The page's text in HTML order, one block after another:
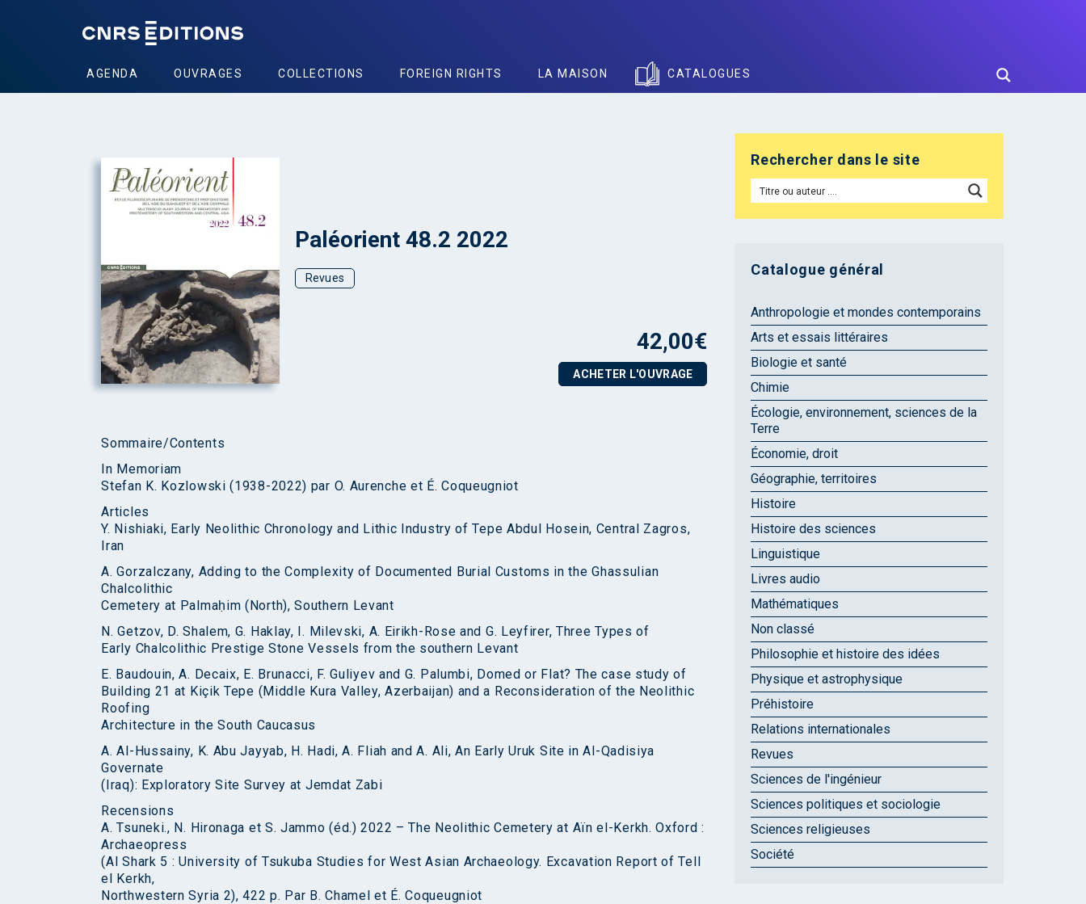
AGENDA OUVRAGES COLLECTIONS FOREIGN RIGHTS LA MAISON CATALOGUES
+
Paléorient 48.2 2022
Revues
42,00€
ACHETER L'OUVRAGE
Sommaire/Contents
In Memoriam
Stefan K. Kozlowski (1938-2022) par O. Aurenche et É. Coqueugniot
Articles
Y. Nishiaki, Early Neolithic Chronology and Lithic Industry of Tepe Abdul Hosein, Central Zagros,
Iran
A. Gorzalczany, Adding to the Complexity of Documented Burial Customs in the Ghassulian
Chalcolithic
Cemetery at Palmaḥim (North), Southern Levant
N. Getzov, D. Shalem, G. Haklay, I. Milevski, A. Eirikh-Rose and G. Leyfirer, Three Types of
Early Chalcolithic Prestige Stone Vessels from the southern Levant
E. Baudouin, A. Decaix, E. Brunacci, F. Guliyev and G. Palumbi, Domed or Flat? The case study of
Building 21 at Kiçik Tepe (Middle Kura Valley, Azerbaijan) and a Reconsideration of the Neolithic
Roofing
Architecture in the South Caucasus
A. Al-Hussainy, K. Abu Jayyab, H. Hadi, A. Fliah and A. Ali, An Early Uruk Site in Al-Qadisiya
Governate
(Iraq): Exploratory Site Survey at Jemdat Zabi
Recensions
A. Tsuneki., N. Hironaga et S. Jammo (éd.) 2022 – The Neolithic Cemetery at Aïn el-Kerkh. Oxford :
Archaeopress
(Al Shark 5 : University of Tsukuba Studies for West Asian Archaeology. Excavation Report of Tell
el Kerkh,
Northwestern Syria 2), 422 p. Par B. Chamel et É. Coqueugniot
Rechercher dans le site
Catalogue général
Anthropologie et mondes contemporains
Arts et essais littéraires
Biologie et santé
Chimie
Écologie, environnement, sciences de la
Terre
Économie, droit
Géographie, territoires
Histoire
Histoire des sciences
Linguistique
Livres audio
Mathématiques
Non classé
Philosophie et histoire des idées
Physique et astrophysique
Préhistoire
Relations internationales
Revues
Sciences de l'ingénieur
Sciences politiques et sociologie
Sciences religieuses
Société